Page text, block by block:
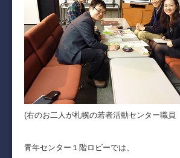
(右のお二人が札幌の若者活動センター職
青年センター１階ロビーでは、